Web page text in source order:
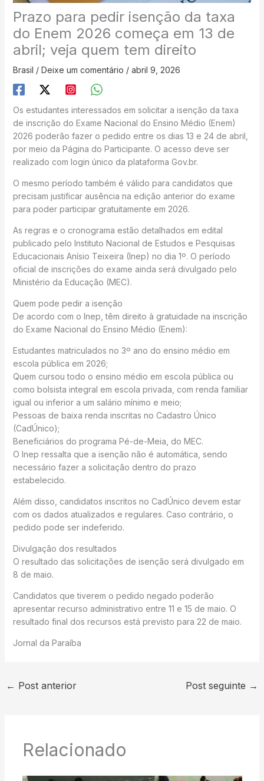
Prazo para pedir isenção da taxa
do Enem 2026 começa em 13 de
abril; veja quem tem direito
Brasil / Deixe um comentário / abril 9, 2026
Os estudantes interessados em solicitar a isenção da taxa
de inscrição do Exame Nacional do Ensino Médio (Enem)
2026 poderão fazer o pedido entre os dias 13 e 24 de abril,
por meio da Página do Participante. O acesso deve ser
realizado com login único da plataforma Gov.br.
O mesmo período também é válido para candidatos que
precisam justificar ausência na edição anterior do exame
para poder participar gratuitamente em 2026.
As regras e o cronograma estão detalhados em edital
publicado pelo Instituto Nacional de Estudos e Pesquisas
Educacionais Anísio Teixeira (Inep) no dia 1º. O período
oficial de inscrições do exame ainda será divulgado pelo
Ministério da Educação (MEC).
Quem pode pedir a isenção
De acordo com o Inep, têm direito à gratuidade na inscrição
do Exame Nacional do Ensino Médio (Enem):
Estudantes matriculados no 3º ano do ensino médio em
escola pública em 2026;
Quem cursou todo o ensino médio em escola pública ou
como bolsista integral em escola privada, com renda familiar
igual ou inferior a um salário mínimo e meio;
Pessoas de baixa renda inscritas no Cadastro Único
(CadÚnico);
Beneficiários do programa Pé-de-Meia, do MEC.
O Inep ressalta que a isenção não é automática, sendo
necessário fazer a solicitação dentro do prazo
estabelecido.
Além disso, candidatos inscritos no CadÚnico devem estar
com os dados atualizados e regulares. Caso contrário, o
pedido pode ser indeferido.
Divulgação dos resultados
O resultado das solicitações de isenção será divulgado em
8 de maio.
Candidatos que tiverem o pedido negado poderão
apresentar recurso administrativo entre 11 e 15 de maio. O
resultado final dos recursos está previsto para 22 de maio.
Jornal da Paraíba
← Post anterior Post seguinte →
Relacionado